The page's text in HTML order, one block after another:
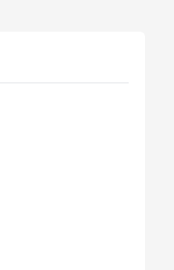
opportunità
campagna
potenziale,
Con una
potrebbe diventare